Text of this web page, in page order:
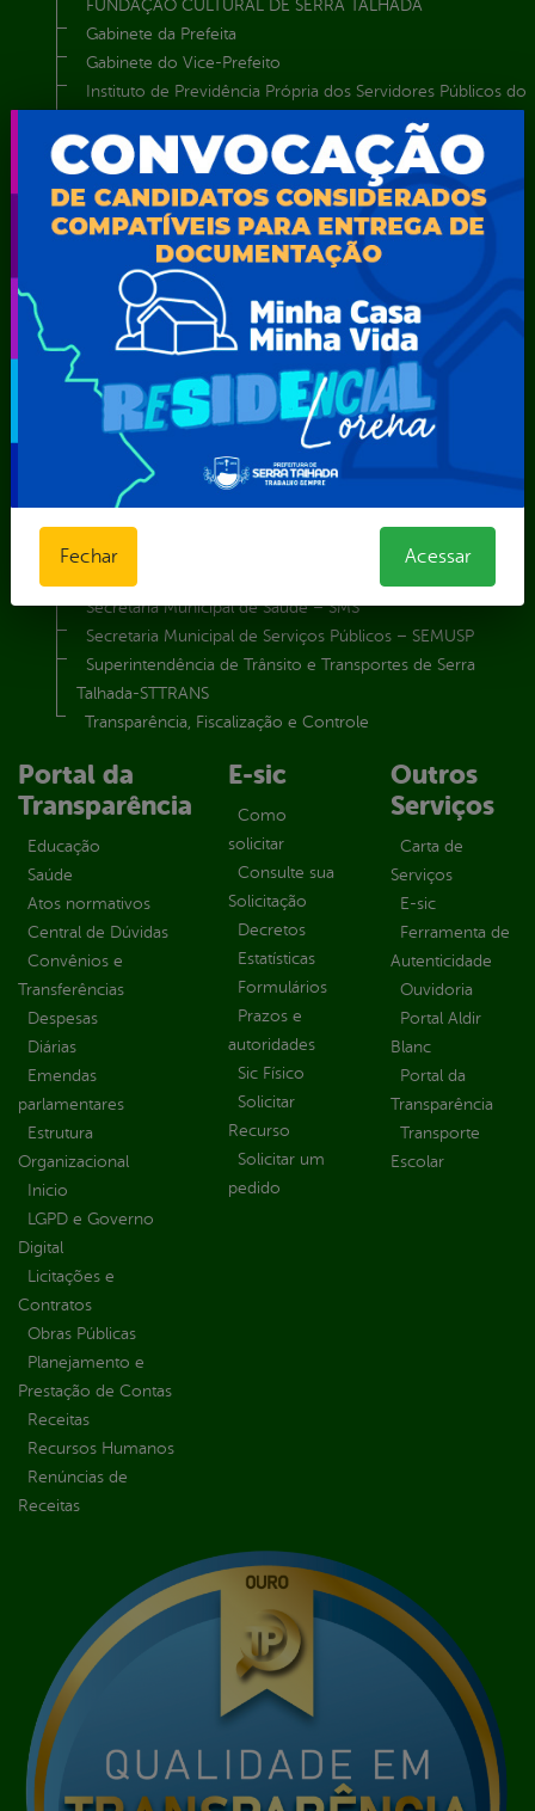
FUNDAÇÃO CULTURAL DE SERRA TALHADA
Gabinete da Prefeita
Gabinete do Vice-Prefeito
Instituto de Previdência Própria dos Servidores Públicos do
Obras e Infraestrutura
Procuradoria Geral do Município
Secretaria de Comunicação Social e Audiovisual
Secretaria de Desenvolvimento Econômico e Turismo
Secretaria de Iluminação Pública e Energia Elétrica
Secretaria Municipal da Mulher – SEMU
Secretaria Municipal de Administração – SAD
Secretaria Municipal de Agricultura e Recursos Hídricos –
SEMARH / Secretaria de Agricultura Familiar – SEMAF
Secretaria Municipal de Educação – SEST
Secretaria Municipal de Esporte e Lazer – SEMEL
Secretaria Municipal de Finanças – SECFIN
Secretaria Municipal de Governo – SEGOV
Secretaria Municipal de Planejamento e Gestão – SEPLAG
Secretaria Municipal de Saúde – SMS
Secretaria Municipal de Serviços Públicos – SEMUSP
Superintendência de Trânsito e Transportes de Serra
Talhada-STTRANS
Transparência, Fiscalização e Controle
Portal da
Transparência
Educação
Saúde
Atos normativos
Central de Dúvidas
Convênios e
Transferências
Despesas
Diárias
Emendas
parlamentares
Estrutura
Organizacional
Inicio
LGPD e Governo
Digital
Licitações e
Contratos
Obras Públicas
Planejamento e
Prestação de Contas
Receitas
Recursos Humanos
Renúncias de
Receitas
E-sic
Como
solicitar
Consulte sua
Solicitação
Decretos
Estatísticas
Formulários
Prazos e
autoridades
Sic Físico
Solicitar
Recurso
Solicitar um
pedido
Outros
Serviços
Carta de
Serviços
E-sic
Ferramenta de
Autenticidade
Ouvidoria
Portal Aldir
Blanc
Portal da
Transparência
Transporte
Escolar
Fechar Acessar